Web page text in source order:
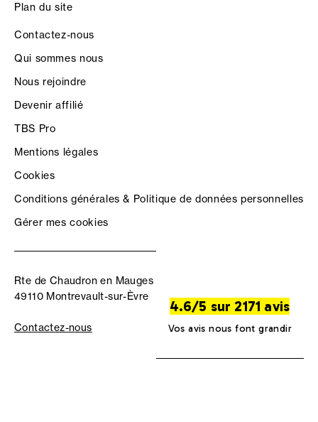
Plan du site
Contactez-nous
Qui sommes nous
Nous rejoindre
Devenir affilié
TBS Pro
Mentions légales
Cookies
Conditions générales & Politique de données personnelles
Gérer mes cookies
Rte de Chaudron en Mauges
49110 Montrevault-sur-Èvre
Contactez-nous
4.6/5 sur 2171 avis
Vos avis nous font grandir